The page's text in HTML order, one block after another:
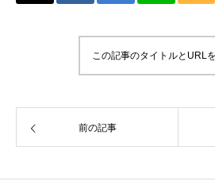
この記事のタイトルとURL
前の記事